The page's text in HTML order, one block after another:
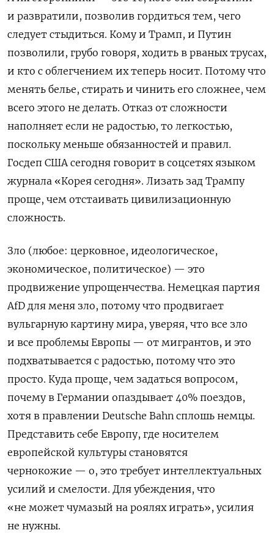
и развратили, позволив гордиться тем, чего
следует стыдиться. Кому и Трамп, и Путин
позволили, грубо говоря, ходить в рваных трусах,
и кто с облегчением их теперь носит. Потому что
менять белье, стирать и чинить его сложнее, чем
всего этого не делать. Отказ от сложности
наполняет если не радостью, то легкостью,
поскольку меньше обязанностей и правил.
Госдеп США сегодня говорит в соцсетях языком
журнала «Корея сегодня». Лизать зад Трампу
проще, чем отстаивать цивилизационную
сложность.
Зло (любое: церковное, идеологическое,
экономическое, политическое) — это
продвижение упрощенчества. Немецкая партия
AfD для меня зло, потому что продвигает
вульгарную картину мира, уверяя, что все зло
и все проблемы Европы — от мигрантов, и это
подхватывается с радостью, потому что это
просто. Куда проще, чем задаться вопросом,
почему в Германии опаздывает 40% поездов,
хотя в правлении Deutsche Bahn сплошь немцы.
Представить себе Европу, где носителем
европейской культуры становятся
чернокожие — о, это требует интеллектуальных
усилий и смелости. Для убеждения, что
«не может чумазый на роялях играть», усилия
не нужны.